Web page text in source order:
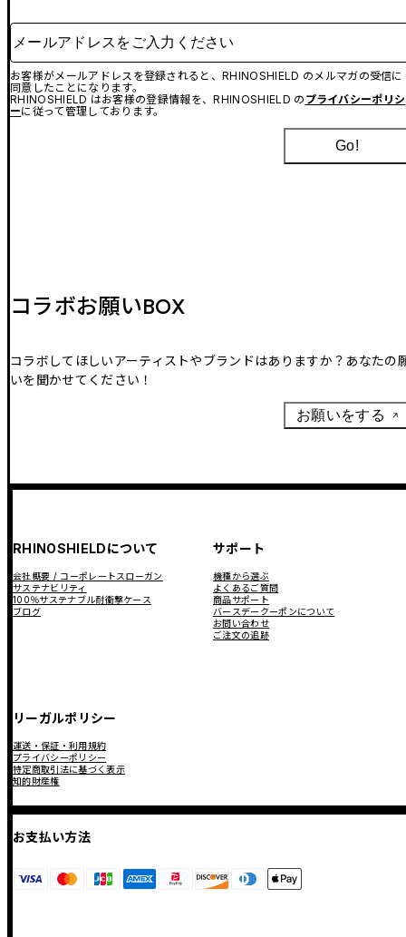
メールアドレスをご入力ください
お客様がメールアドレスを登録されると、RHINOSHIELD のメルマガの受信に
同意したことになります。
RHINOSHIELD はお客様の登録情報を、RHINOSHIELD の プライバシーポリシ
ーに従って管理しております。
Go!
コラボお願いBOX
コラボしてほしいアーティストやブランドはありますか？あなたの
いを聞かせてください！
お願いをする
RHINOSHIELDについて
会社概要 / コーポレートスローガン
サステナビリティ
100％サステナブル耐衝撃ケース
ブログ
サポート
機種から選ぶ
よくあるご質問
商品サポート
バースデークーポンについて
お問い合わせ
ご注文の追跡
リーガルポリシー
運送・保証・利用規約
プライバシーポリシー
特定商取引法に基づく表示
知的財産権
お支払い方法